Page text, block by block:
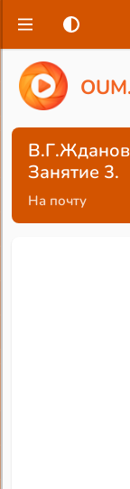
OUM
Занятие 3.
На почту